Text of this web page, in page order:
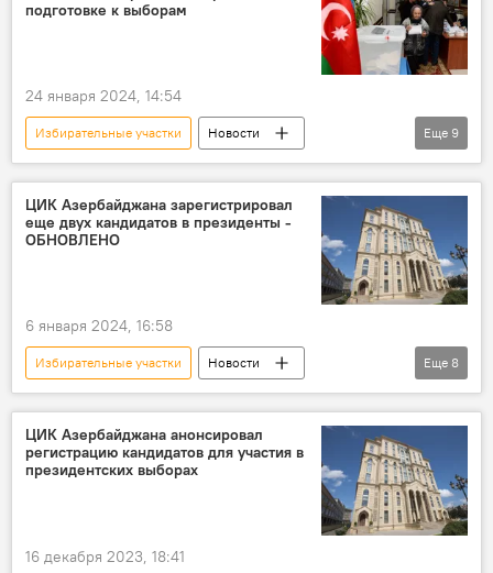
подготовке к выборам
24 января 2024, 14:54
Избирательные участки
Новости
Азербайджан
ЦИК АР
Мазахир Панахов
Президентские выборы
Подготовка
избирательные бюллетени
Еще 9
ЦИК Азербайджана зарегистрировал
еще двух кандидатов в президенты -
ОБНОВЛЕНО
6 января 2024, 16:58
Избирательные участки
Новости
Азербайджан
Центральная избирательная комиссия АР
Президентские выборы
голосование за рубежом
процедура
Политика
Еще 8
ЦИК Азербайджана анонсировал
регистрацию кандидатов для участия в
президентских выборах
16 декабря 2023, 18:41